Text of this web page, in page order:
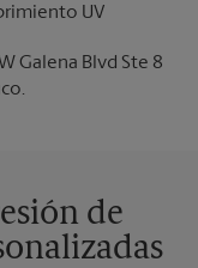
UV
Galena Blvd Ste 8
de